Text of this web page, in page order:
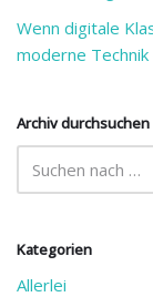
Wenn digitale
moderne
Archiv durchsuchen
Kategorien
Allerlei